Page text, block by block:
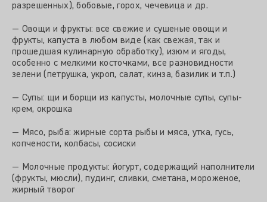
разрешенных), бобовые, горох, чечевица и др.
— Овощи и фрукты: все свежие и сушеные овощи и
фрукты, капуста в любом виде (как свежая, так и
прошедшая кулинарную обработку), изюм и ягоды,
особенно с мелкими косточками, все разновидности
зелени (петрушка, укроп, салат, кинза, базилик и т.п.)
— Супы: щи и борщи из капусты, молочные супы, супы-
крем, окрошка
— Мясо, рыба: жирные сорта рыбы и мяса, утка, гусь,
копчености, колбасы, сосиски
— Молочные продукты: йогурт, содержащий наполнители
(фрукты, мюсли), пудинг, сливки, сметана, мороженое,
жирный творог